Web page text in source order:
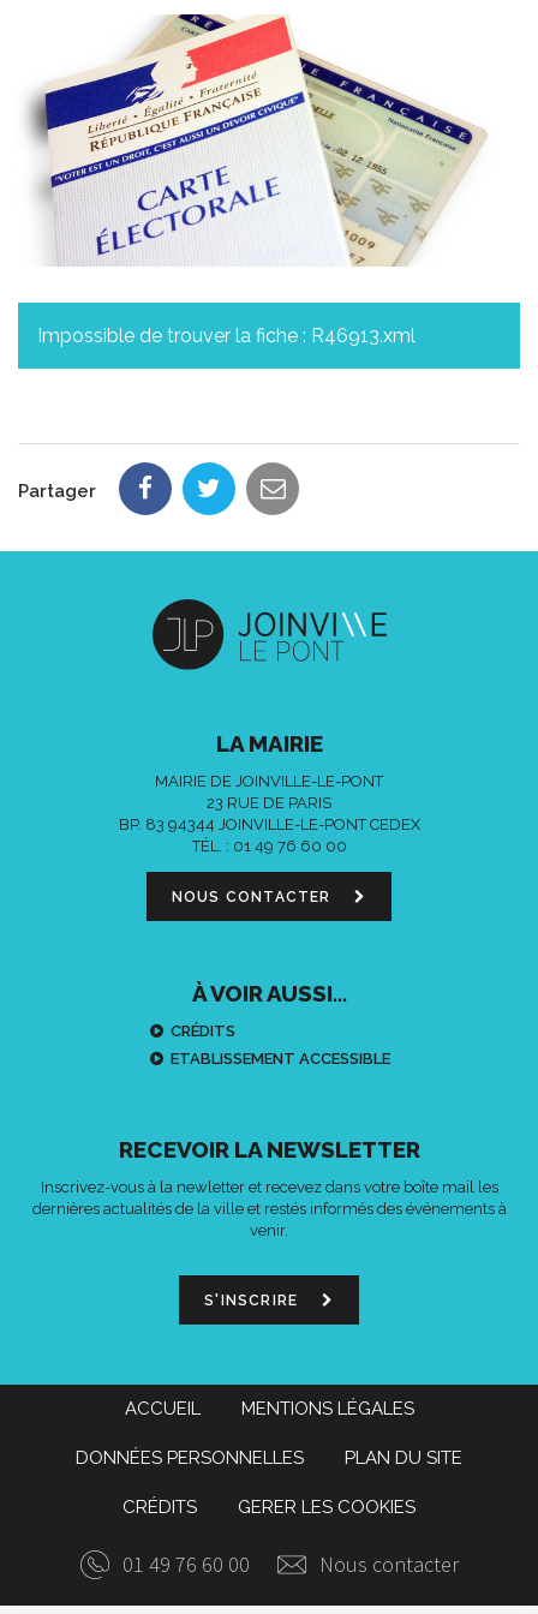
Impossible de trouver la fiche : R46913.xml
Partager
LA MAIRIE
MAIRIE DE JOINVILLE-LE-PONT
23 RUE DE PARIS
BP. 83 94344 JOINVILLE-LE-PONT CEDEX
TÉL. : 01 49 76 60 00
NOUS CONTACTER
À VOIR AUSSI...
CRÉDITS
ETABLISSEMENT ACCESSIBLE
RECEVOIR LA NEWSLETTER
Inscrivez-vous à la newletter et recevez dans votre boîte mail les
dernières actualités de la ville et restés informés des événements à
venir.
S'INSCRIRE
ACCUEIL MENTIONS LÉGALES
DONNÉES PERSONNELLES PLAN DU SITE
CRÉDITS GERER LES COOKIES
01 49 76 60 00 Nous contacter